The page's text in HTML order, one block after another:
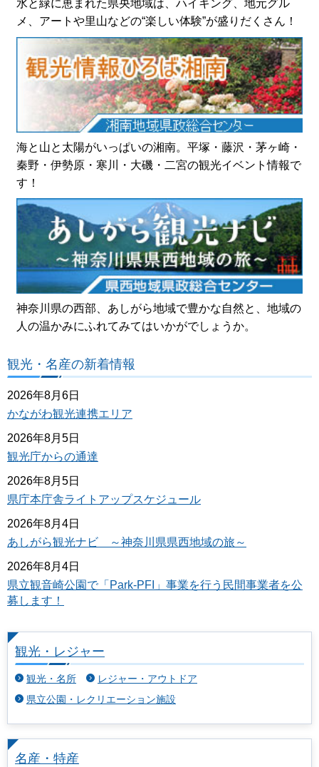
水と緑に恵まれた県央地域は、ハイキング、地元グル
メ、アートや里山などの“楽しい体験”が盛りだくさん！
海と山と太陽がいっぱいの湘南。平塚・藤沢・茅ヶ崎・
秦野・伊勢原・寒川・大磯・二宮の観光イベント情報で
す！
神奈川県の西部、あしがら地域で豊かな自然と、地域の
人の温かみにふれてみてはいかがでしょうか。
観光・名産の新着情報
2026年8月6日
かながわ観光連携エリア
2026年8月5日
観光庁からの通達
2026年8月5日
県庁本庁舎ライトアップスケジュール
2026年8月4日
あしがら観光ナビ ～神奈川県県西地域の旅～
2026年8月4日
県立観音崎公園で「Park-PFI」事業を行う民間事業者を公
募します！
観光・レジャー
観光・名所
レジャー・アウトドア
県立公園・レクリエーション施設
名産・特産